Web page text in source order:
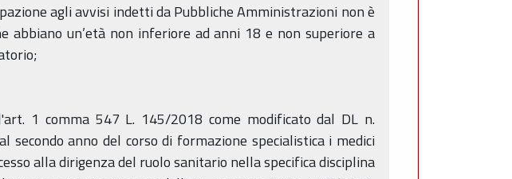
agli avvisi indetti da Pubbliche Amministrazioni non è
un’età non inferiore ad anni 18 e non superiore a
1 comma 547 L. 145/2018 come modificato dal DL n.
anno del corso di formazione specialistica i medici
alla dirigenza del ruolo sanitario nella specifica disciplina